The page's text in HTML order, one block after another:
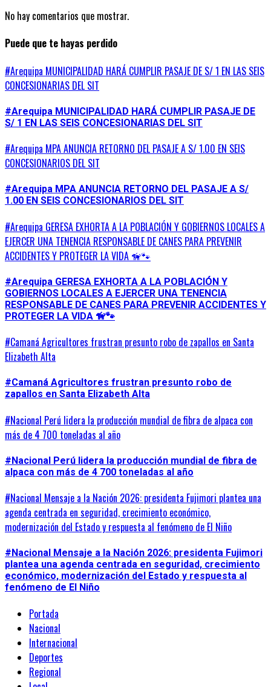
No hay comentarios que mostrar.
Puede que te hayas perdido
#Arequipa MUNICIPALIDAD HARÁ CUMPLIR PASAJE DE S/ 1 EN LAS SEIS
CONCESIONARIAS DEL SIT
#Arequipa MUNICIPALIDAD HARÁ CUMPLIR PASAJE DE
S/ 1 EN LAS SEIS CONCESIONARIAS DEL SIT
#Arequipa MPA ANUNCIA RETORNO DEL PASAJE A S/ 1.00 EN SEIS
CONCESIONARIOS DEL SIT
#Arequipa MPA ANUNCIA RETORNO DEL PASAJE A S/
1.00 EN SEIS CONCESIONARIOS DEL SIT
#Arequipa GERESA EXHORTA A LA POBLACIÓN Y GOBIERNOS LOCALES A
EJERCER UNA TENENCIA RESPONSABLE DE CANES PARA PREVENIR
ACCIDENTES Y PROTEGER LA VIDA 🦮🐾
#Arequipa GERESA EXHORTA A LA POBLACIÓN Y
GOBIERNOS LOCALES A EJERCER UNA TENENCIA
RESPONSABLE DE CANES PARA PREVENIR ACCIDENTES Y
PROTEGER LA VIDA 🦮🐾
#Camaná Agricultores frustran presunto robo de zapallos en Santa
Elizabeth Alta
#Camaná Agricultores frustran presunto robo de
zapallos en Santa Elizabeth Alta
#Nacional Perú lidera la producción mundial de fibra de alpaca con
más de 4 700 toneladas al año
#Nacional Perú lidera la producción mundial de fibra de
alpaca con más de 4 700 toneladas al año
#Nacional Mensaje a la Nación 2026: presidenta Fujimori plantea una
agenda centrada en seguridad, crecimiento económico,
modernización del Estado y respuesta al fenómeno de El Niño
#Nacional Mensaje a la Nación 2026: presidenta Fujimori
plantea una agenda centrada en seguridad, crecimiento
económico, modernización del Estado y respuesta al
fenómeno de El Niño
Portada
Nacional
Internacional
Deportes
Regional